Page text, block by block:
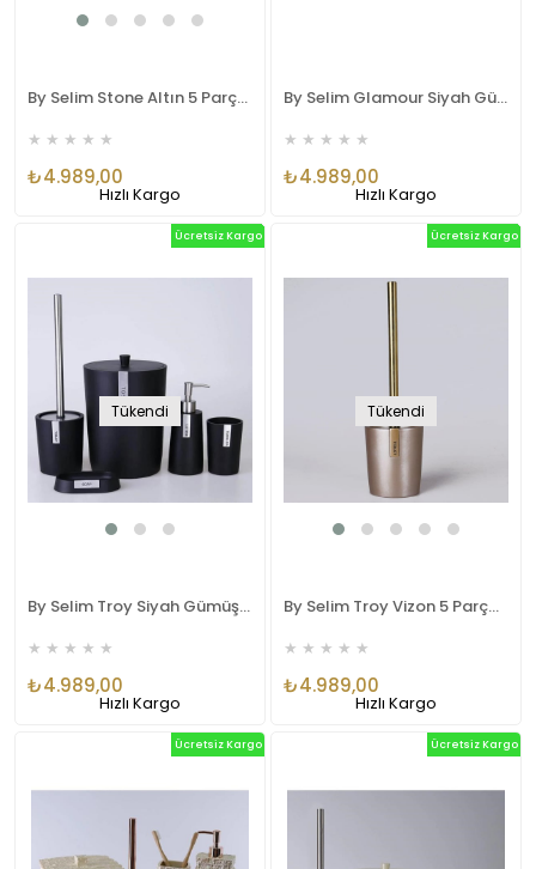
By Selim Stone Altın 5 Parça Polyester Banyo Seti
★ ★ ★ ★ ★
₺4.989,00
Hızlı Kargo
By Selim Glamour Siyah Gümüş Aynalı 5 Parça Polyester Banyo Seti
★ ★ ★ ★ ★
₺4.989,00
Hızlı Kargo
Tükendi
By Selim Troy Siyah Gümüş 5 Parça Polyester Banyo Seti
★ ★ ★ ★ ★
₺4.989,00
Ücretsiz Kargo
Hızlı Kargo
Tükendi
By Selim Troy Vizon 5 Parça Polyester Banyo Seti
★ ★ ★ ★ ★
₺4.989,00
Ücretsiz Kargo
Hızlı Kargo
Ücretsiz Kargo Ücretsiz Kargo